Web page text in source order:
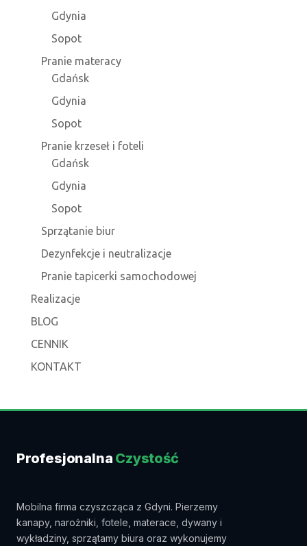
Gdynia
Sopot
Pranie materacy
Gdańsk
Gdynia
Sopot
Pranie krzeseł i foteli
Gdańsk
Gdynia
Sopot
Sprzątanie biur
Dezynfekcje i neutralizacje
Pranie tapicerki samochodowej
Realizacje
BLOG
CENNIK
KONTAKT
Profesjonalna Czystość
Mobilna firma czyszcząca z Gdyni. Pierzemy
kanapy, narożniki, fotele, materace, dywany i
wykładziny, sprzątamy biura oraz wykonujemy